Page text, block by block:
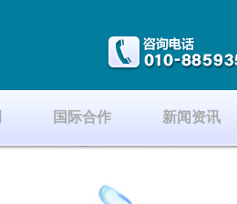
国际合作 新闻资讯